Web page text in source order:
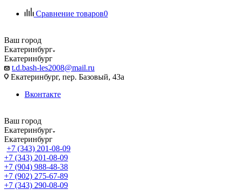
Сравнение товаров0
Ваш город
Екатеринбург
Екатеринбург
t.d.bash-les2008@mail.ru
Екатеринбург, пер. Базовый, 43а
Вконтакте
Ваш город
Екатеринбург
Екатеринбург
+7 (343) 201-08-09
+7 (343) 201-08-09
+7 (904) 988-48-38
+7 (902) 275-67-89
+7 (343) 290-08-09